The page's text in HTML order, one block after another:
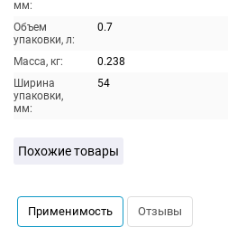
мм:
Объем
упаковки, л:
0.7
Масса, кг:
0.238
Ширина
упаковки,
мм:
54
Похожие товары
Применимость Отзывы